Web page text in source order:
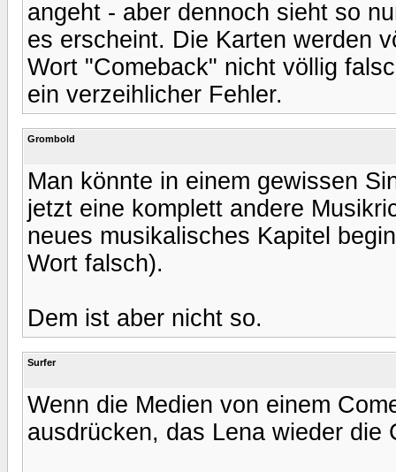
angeht - aber dennoch sieht so
es erscheint. Die Karten werden
Wort "Comeback" nicht völlig
ein verzeihlicher Fehler.
Grombold
Man könnte in einem gewissen
jetzt eine komplett andere
neues musikalisches Kapitel
Wort falsch).
Dem ist aber nicht so.
Surfer
Wenn die Medien von einem
ausdrücken, das Lena wieder die